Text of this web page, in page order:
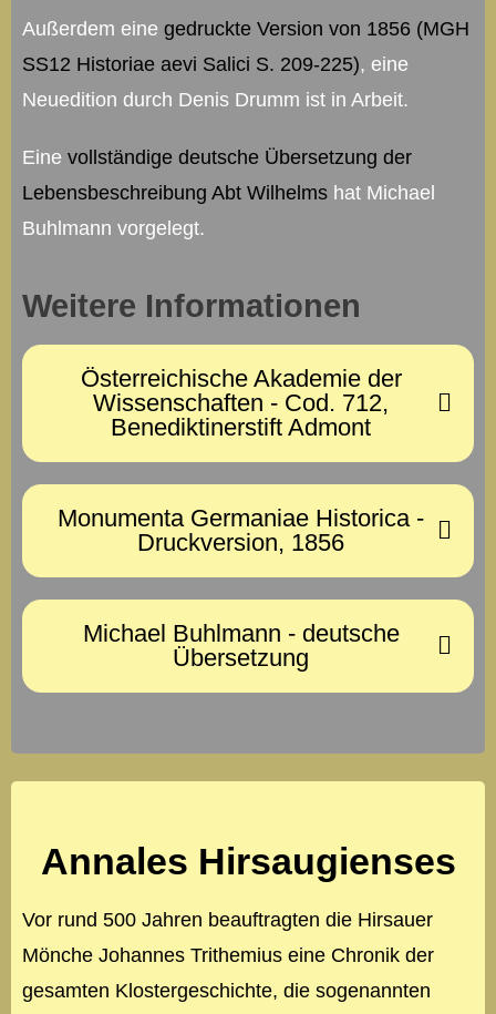
Außerdem eine gedruckte Version von 1856 (MGH
SS12 Historiae aevi Salici S. 209-225), eine
Neuedition durch Denis Drumm ist in Arbeit.
Eine vollständige deutsche Übersetzung der
Lebensbeschreibung Abt Wilhelms hat Michael
Buhlmann vorgelegt.
Weitere Informationen
Österreichische Akademie der
Wissenschaften - Cod. 712,
Benediktinerstift Admont
Monumenta Germaniae Historica -
Druckversion, 1856
Michael Buhlmann - deutsche
Übersetzung
Annales Hirsaugienses
Vor rund 500 Jahren beauftragten die Hirsauer
Mönche Johannes Trithemius eine Chronik der
gesamten Klostergeschichte, die sogenannten